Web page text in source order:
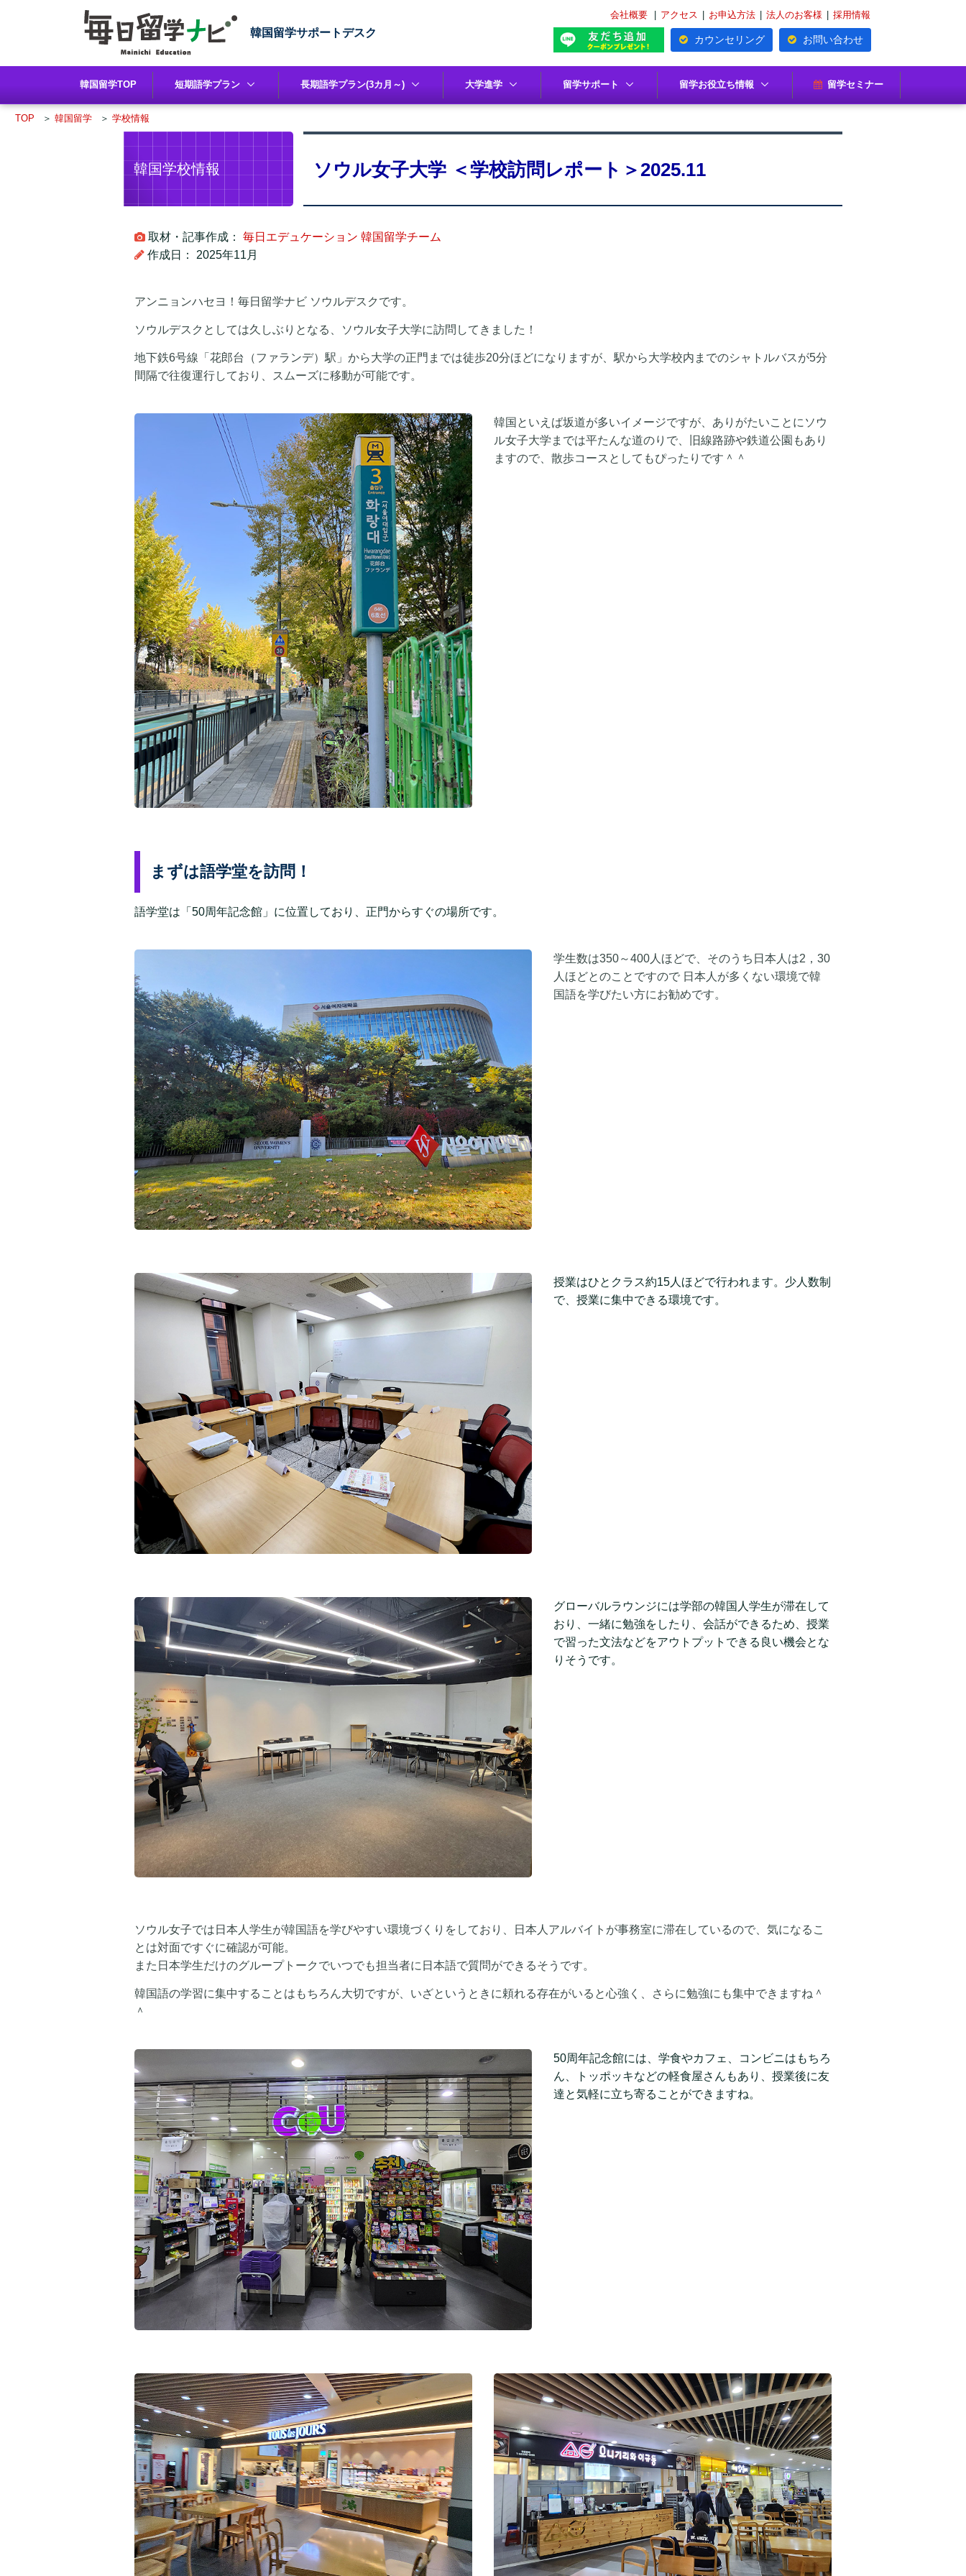
韓国留学サポートデスク
会社概要 アクセス お申込方法 法人のお客様 採用情報
カウンセリング お問い合わせ
韓国留学TOP 短期語学プラン 長期語学プラン(3カ月～) 大学進学 留学サポート 留学お役立ち情報 留学セミナー
TOP ＞ 韓国留学 ＞ 学校情報
韓国学校情報 ソウル女子大学 ＜学校訪問レポート＞2025.11
取材・記事作成： 毎日エデュケーション 韓国留学チーム
作成日： 2025年11月
アンニョンハセヨ！毎日留学ナビ ソウルデスクです。
ソウルデスクとしては久しぶりとなる、ソウル女子大学に訪問してきました！
地下鉄6号線「花郎台（ファランデ）駅」から大学の正門までは徒歩20分ほどになりますが、駅から大学校内までのシャトルバスが5分
間隔で往復運行しており、スムーズに移動が可能です。
韓国といえば坂道が多いイメージですが、ありがたいことにソウ
ル女子大学までは平たんな道のりで、旧線路跡や鉄道公園もあり
ますので、散歩コースとしてもぴったりです＾＾
まずは語学堂を訪問！
語学堂は「50周年記念館」に位置しており、正門からすぐの場所です。
学生数は350～400人ほどで、そのうち日本人は2，30
人ほどとのことですので 日本人が多くない環境で韓
国語を学びたい方にお勧めです。
授業はひとクラス約15人ほどで行われます。少人数制
で、授業に集中できる環境です。
グローバルラウンジには学部の韓国人学生が滞在して
おり、一緒に勉強をしたり、会話ができるため、授業
で習った文法などをアウトプットできる良い機会とな
りそうです。
ソウル女子では日本人学生が韓国語を学びやすい環境づくりをしており、日本人アルバイトが事務室に滞在しているので、気になるこ
とは対面ですぐに確認が可能。
また日本学生だけのグループトークでいつでも担当者に日本語で質問ができるそうです。
韓国語の学習に集中することはもちろん大切ですが、いざというときに頼れる存在がいると心強く、さらに勉強にも集中できますね＾
＾
50周年記念館には、学食やカフェ、コンビニはもちろ
ん、トッポッキなどの軽食屋さんもあり、授業後に友
達と気軽に立ち寄ることができますね。